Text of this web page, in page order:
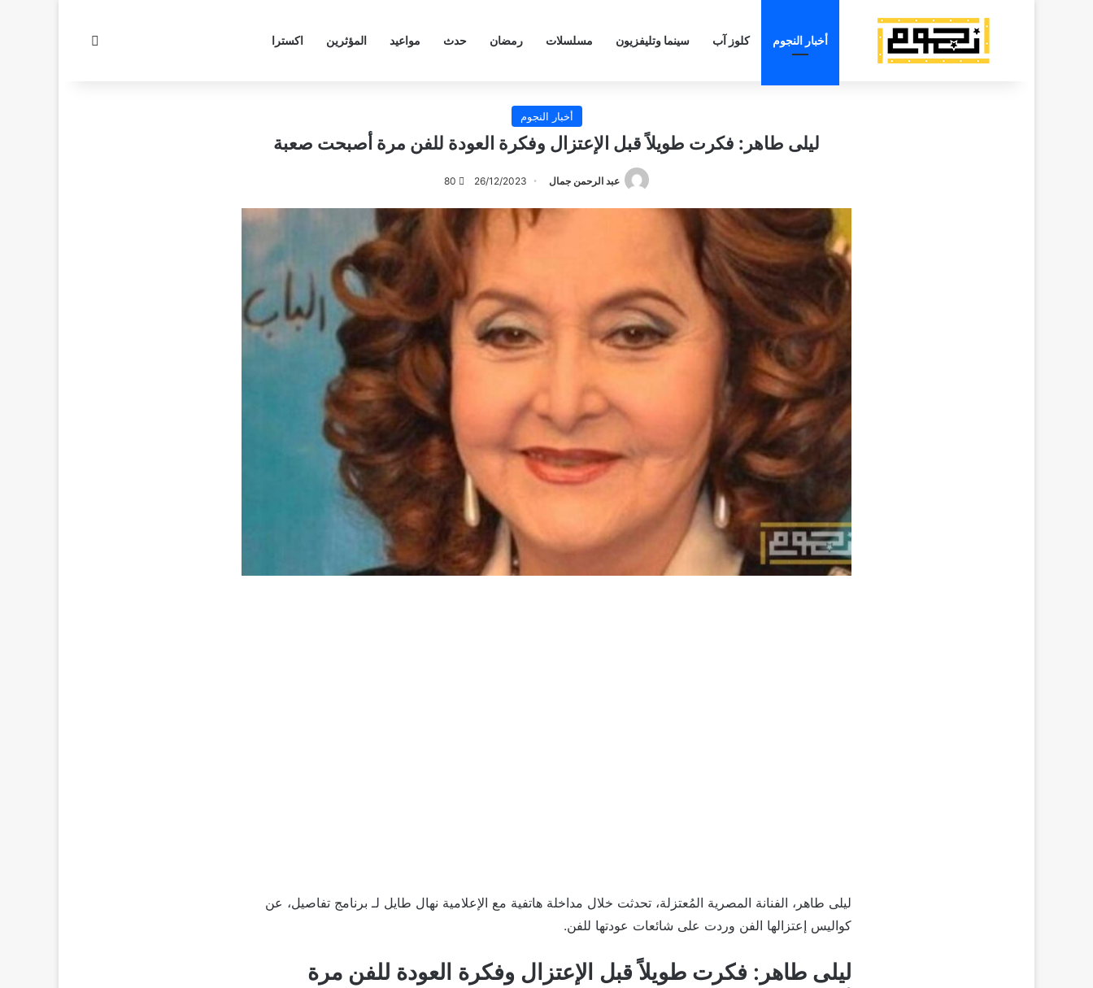
أخبار النجوم كلوز آب سينما وتليفزيون مسلسلات رمضان حدث مواعيد المؤثرين اكسترا
أخبار النجوم
ليلى طاهر: فكرت طويلاً قبل الإعتزال وفكرة العودة للفن مرة أصبحت صعبة
عبد الرحمن جمال 26/12/2023
80
ليلى طاهر، الفنانة المصرية المُعتزلة، تحدثت خلال مداخلة هاتفية مع الإعلامية نهال طايل لـ برنامج تفاصيل، عن
كواليس إعتزالها الفن وردت على شائعات عودتها للفن.
ليلى طاهر: فكرت طويلاً قبل الإعتزال وفكرة العودة للفن مرة